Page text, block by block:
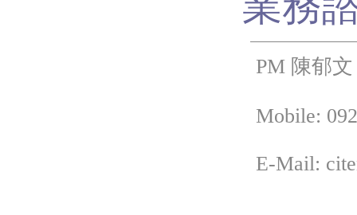
PM 陳郁文
Mobile:
E-Mail: